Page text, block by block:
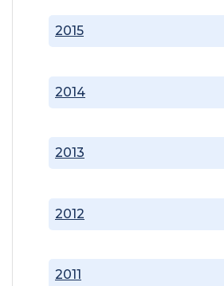
2011
2012
2013
2014
2015